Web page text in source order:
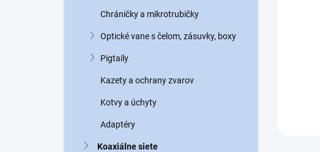
Chráničky a mikrotrubičky
Optické vane s čelom, zásuvky, boxy
Pigtaily
Kazety a ochrany zvarov
Kotvy a úchyty
Adaptéry
Koaxiálne siete